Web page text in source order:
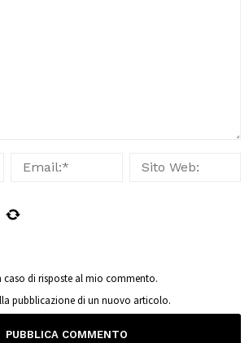
caso di risposte al mio commento.
pubblicazione di un nuovo articolo.